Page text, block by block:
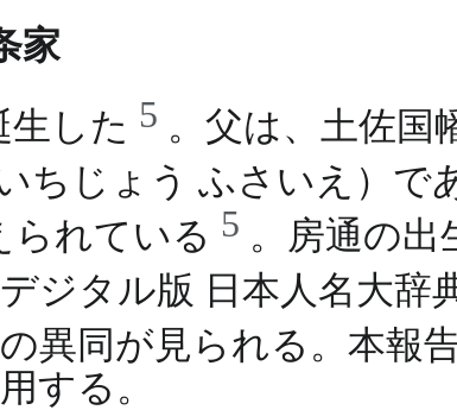
家
生した 5 。父は、土佐国
ちじょう ふさいえ）で
られている 5 。房通の出
ジタル版 日本人名大辞
異同が見られる。本報
する。